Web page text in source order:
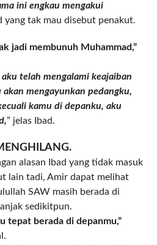
ini engkau mengakui
yang tak mau disebut penakut.
jadi membunuh Muhammad,”
aku telah mengalami keajaiban
akan mengayunkan pedangku,
kamu di depanku, aku
” jelas Ibad.
alasan Ibad yang tidak masuk
lain tadi, Amir dapat melihat
SAW masih berada di
sedikitpun.
tepat berada di depanmu,”